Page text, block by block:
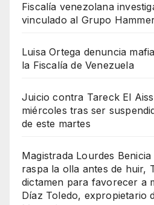
Fiscalía venezolana
vinculado al Grupo
Luisa Ortega denuncia
la Fiscalía de Venezuela
Juicio contra Tareck El
miércoles tras ser
de este martes
Magistrada Lourdes
raspa la olla antes de huir,
dictamen para favorecer a
Díaz Toledo, expropietario